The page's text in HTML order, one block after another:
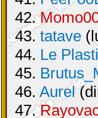
42.
43. tatave
44. Le
45.
46. Aurel
47.